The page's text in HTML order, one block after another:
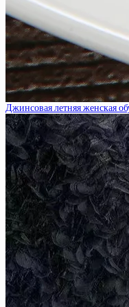
Джинсовая летняя женская